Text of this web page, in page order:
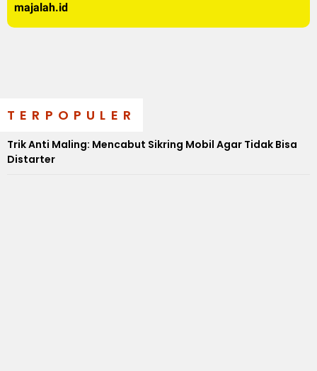
majalah.id
TERPOPULER
Trik Anti Maling: Mencabut Sikring Mobil Agar Tidak Bisa
Distarter